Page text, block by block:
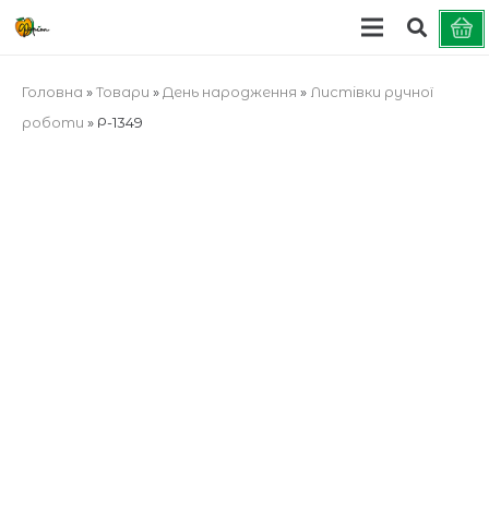
Головна »Товари » День народження » Листівки ручної
роботи » Р-1349